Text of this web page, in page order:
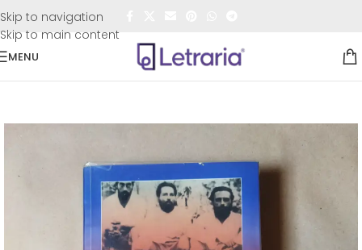
Skip to navigation
Skip to main content
FRETE GRÁTIS
MENU
História e Filosofia